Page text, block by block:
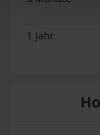
1 Jahr